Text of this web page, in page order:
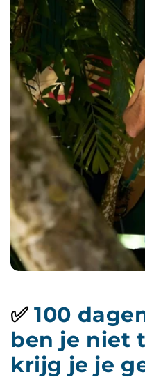
✅100
ben je niet
krijg je je